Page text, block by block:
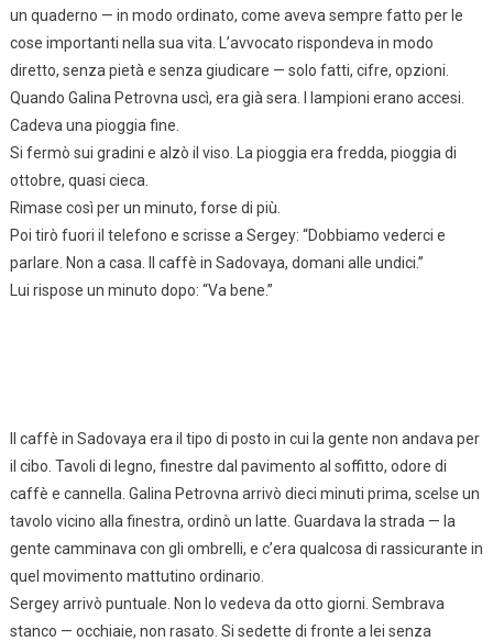
un quaderno — in modo ordinato, come aveva sempre fatto per le
cose importanti nella sua vita. L’avvocato rispondeva in modo
diretto, senza pietà e senza giudicare — solo fatti, cifre, opzioni.
Quando Galina Petrovna uscì, era già sera. I lampioni erano accesi.
Cadeva una pioggia fine.
Si fermò sui gradini e alzò il viso. La pioggia era fredda, pioggia di
ottobre, quasi cieca.
Rimase così per un minuto, forse di più.
Poi tirò fuori il telefono e scrisse a Sergey: “Dobbiamo vederci e
parlare. Non a casa. Il caffè in Sadovaya, domani alle undici.”
Lui rispose un minuto dopo: “Va bene.”
Il caffè in Sadovaya era il tipo di posto in cui la gente non andava per
il cibo. Tavoli di legno, finestre dal pavimento al soffitto, odore di
caffè e cannella. Galina Petrovna arrivò dieci minuti prima, scelse un
tavolo vicino alla finestra, ordinò un latte. Guardava la strada — la
gente camminava con gli ombrelli, e c’era qualcosa di rassicurante in
quel movimento mattutino ordinario.
Sergey arrivò puntuale. Non lo vedeva da otto giorni. Sembrava
stanco — occhiaie, non rasato. Si sedette di fronte a lei senza